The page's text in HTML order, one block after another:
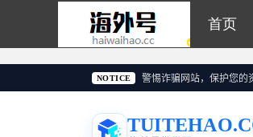
首页